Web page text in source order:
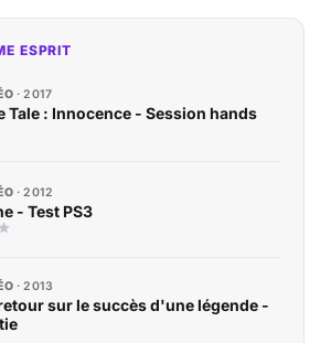
ESPRIT
2017
Tale : Innocence - Session hands
2012
- Test PS3
2013
sur le succès d'une légende -